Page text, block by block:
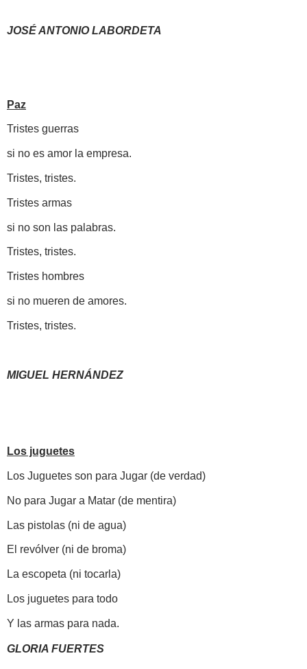
JOSÉ ANTONIO LABORDETA
Paz
Tristes guerras
si no es amor la empresa.
Tristes, tristes.
Tristes armas
si no son las palabras.
Tristes, tristes.
Tristes hombres
si no mueren de amores.
Tristes, tristes.
MIGUEL HERNÁNDEZ
Los juguetes
Los Juguetes son para Jugar (de verdad)
No para Jugar a Matar (de mentira)
Las pistolas (ni de agua)
El revólver (ni de broma)
La escopeta (ni tocarla)
Los juguetes para todo
Y las armas para nada.
GLORIA FUERTES